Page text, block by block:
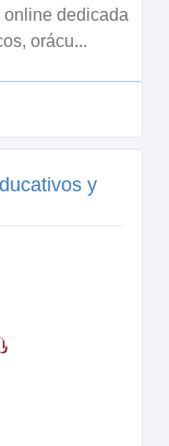
dedicada
orácu...
y